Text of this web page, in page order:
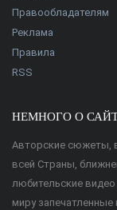
Правообладателям
Реклама
Правила
RSS
НЕМНОГО О
Авторские сюжеты,
всей Страны,
любительские
миру запечатленные